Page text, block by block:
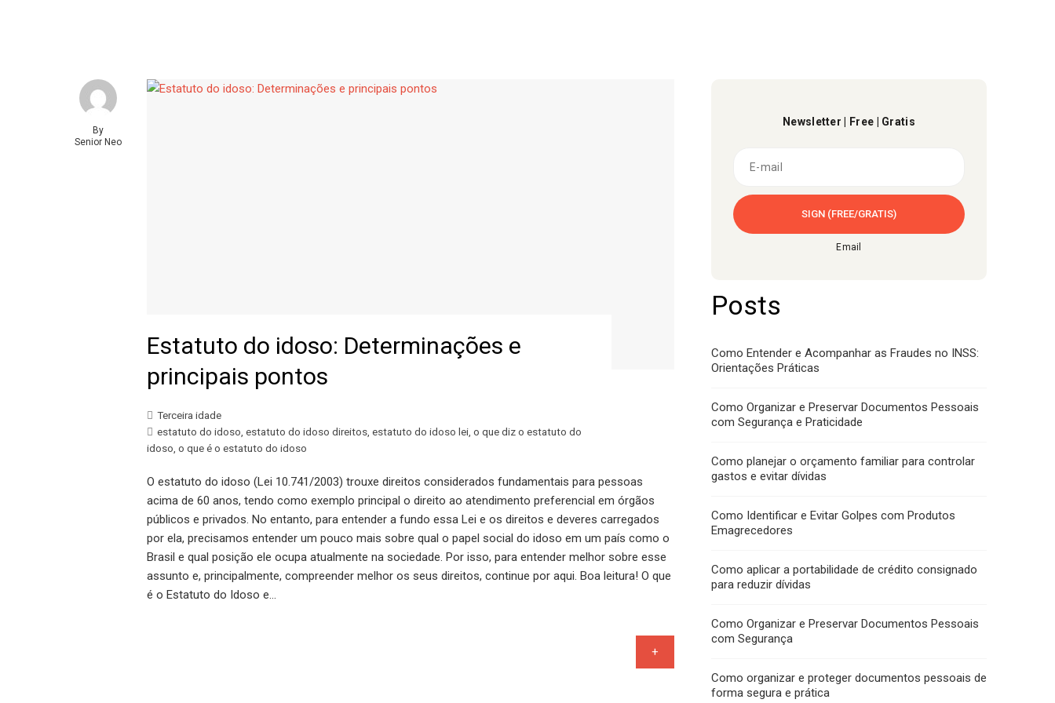
By
Senior Neo
Estatuto do idoso: Determinações e
principais pontos
Terceira idade
estatuto do idoso estatuto do idoso direitos estatuto do idoso lei o que diz o estatuto do
idoso o que é o estatuto do idoso
O estatuto do idoso (Lei 10.741/2003) trouxe direitos considerados fundamentais para pessoas
acima de 60 anos, tendo como exemplo principal o direito ao atendimento preferencial em órgãos
públicos e privados. No entanto, para entender a fundo essa Lei e os direitos e deveres carregados
por ela, precisamos entender um pouco mais sobre qual o papel social do idoso em um país como o
Brasil e qual posição ele ocupa atualmente na sociedade. Por isso, para entender melhor sobre esse
assunto e, principalmente, compreender melhor os seus direitos, continue por aqui. Boa leitura! O que
é o Estatuto do Idoso e…
+
Newsletter | Free | Gratis
Email
Posts
Como Entender e Acompanhar as Fraudes no INSS:
Orientações Práticas
Como Organizar e Preservar Documentos Pessoais
com Segurança e Praticidade
Como planejar o orçamento familiar para controlar
gastos e evitar dívidas
Como Identificar e Evitar Golpes com Produtos
Emagrecedores
Como aplicar a portabilidade de crédito consignado
para reduzir dívidas
Como Organizar e Preservar Documentos Pessoais
com Segurança
Como organizar e proteger documentos pessoais de
forma segura e prática